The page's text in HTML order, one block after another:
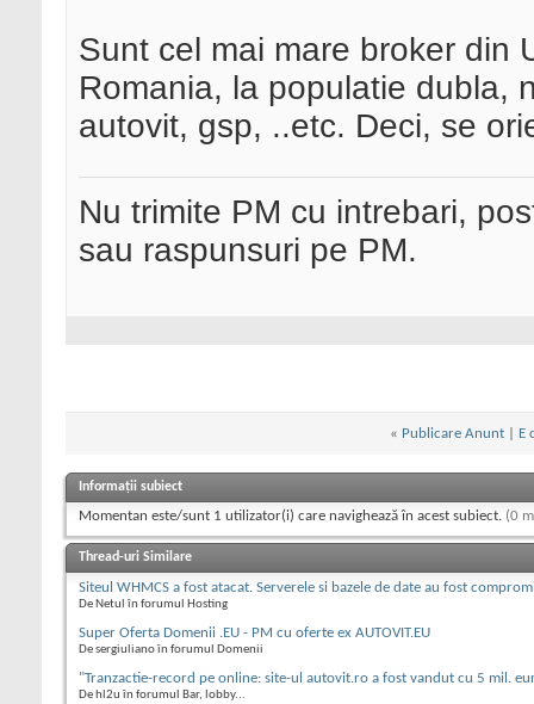
Sunt cel mai mare broker din
Romania, la populatie dubla,
autovit, gsp, ..etc. Deci, se
Nu trimite PM cu intrebari,
sau raspunsuri pe PM.
« Publicare Anunt E
Informații subiect
Momentan este/sunt 1 utilizator(i) care navighează în acest subiect. (0
Thread-uri Similare
Siteul WHMCS a fost atacat. Serverele si bazele de date au fost
De Netul în forumul Hosting
Super Oferta Domenii .EU - PM cu oferte ex AUTOVIT.EU
De sergiuliano în forumul Domenii
"Tranzactie-record pe online: site-ul autovit.ro a fost vandut cu 5 mil.
De hl2u în forumul Bar, lobby...